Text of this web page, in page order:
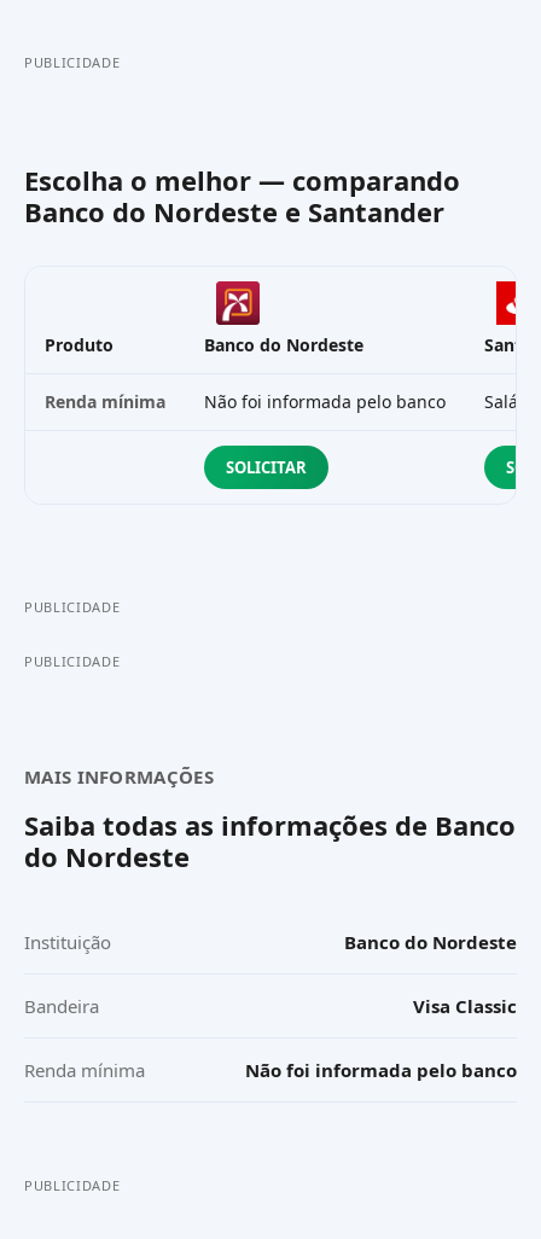
PUBLICIDADE
Escolha o melhor — comparando
Banco do Nordeste e Santander
Produto Banco do Nordeste
Renda mínima Não foi informada pelo banco
SOLICITAR
PUBLICIDADE
PUBLICIDADE
MAIS INFORMAÇÕES
Saiba todas as informações de Banco
do Nordeste
Instituição Banco do Nordeste
Bandeira Visa Classic
Renda mínima Não foi informada pelo banco
PUBLICIDADE